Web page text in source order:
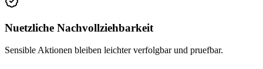
Nuetzliche Nachvollziehbarkeit
Sensible Aktionen bleiben leichter verfolgbar und pruefbar.